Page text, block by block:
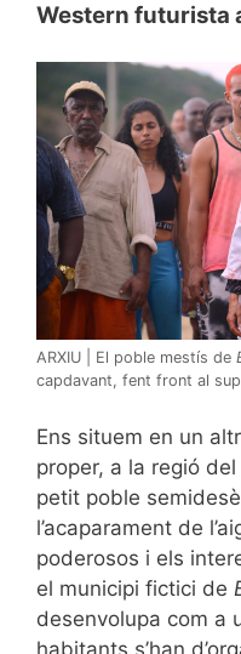
Western futurista
ARXIU | El poble mestís de
capdavant, fent front al
Ens situem en un
proper, a la regió
petit poble
l’acaparament de
poderosos i els
el municipi fictici de
desenvolupa com a